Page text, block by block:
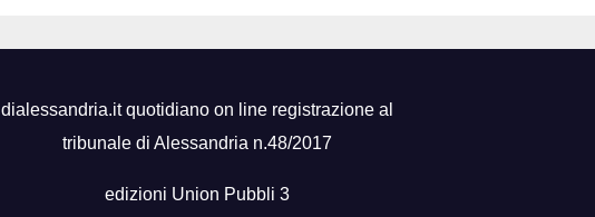
dialessandria.it quotidiano on line registrazione al
tribunale di Alessandria n.48/2017
edizioni Union Pubbli 3